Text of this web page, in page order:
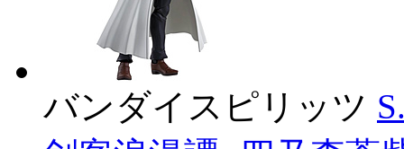
バンダイスピリッツ